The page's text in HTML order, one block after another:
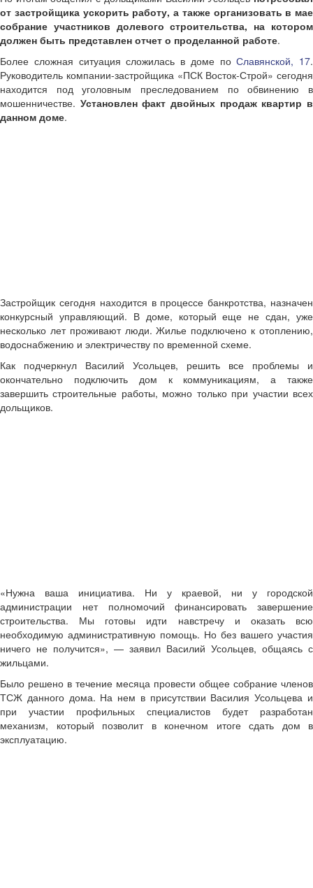
от застройщика ускорить работу, а также организовать в мае
собрание участников долевого строительства, на котором
должен быть представлен отчет о проделанной работе.
Более сложная ситуация сложилась в доме поСлавянской, 17.
Руководитель компании-застройщика «ПСК Восток-Строй» сегодня
находится под уголовным преследованием по обвинению в
мошенничестве. Установлен факт двойных продаж квартир в
данном доме.
Застройщик сегодня находится в процессе банкротства, назначен
конкурсный управляющий. В доме, который еще не сдан, уже
несколько лет проживают люди. Жилье подключено к отоплению,
водоснабжению и электричеству по временной схеме.
Как подчеркнул Василий Усольцев, решить все проблемы и
окончательно подключить дом к коммуникациям, а также
завершить строительные работы, можно только при участии всех
дольщиков.
«Нужна ваша инициатива. Ни у краевой, ни у городской
администрации нет полномочий финансировать завершение
строительства. Мы готовы идти навстречу и оказать всю
необходимую административную помощь. Но без вашего участия
ничего не получится», — заявил Василий Усольцев, общаясь с
жильцами.
Было решено в течение месяца провести общее собрание членов
ТСЖ данного дома. На нем в присутствии Василия Усольцева и
при участии профильных специалистов будет разработан
механизм, который позволит в конечном итоге сдать дом в
эксплуатацию.